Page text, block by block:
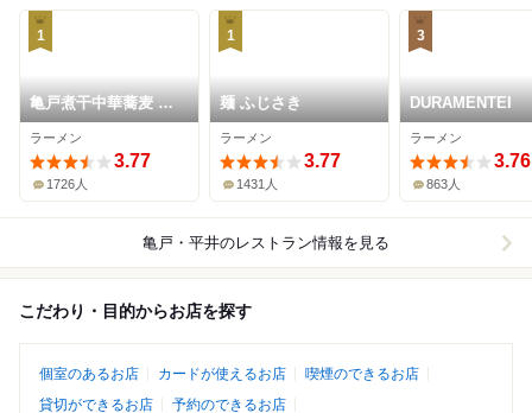
1
亀戸煮干中華蕎麦 つ
きひ
ラーメン
3.77
1726人
1
麺 ふじさき
ラーメン
3.77
1431人
3
DURAMENTEI
ラーメン
3.76
863人
亀戸・平井のレストラン情報を見る
こだわり・目的からお店を探す
個室のあるお店 カードが使えるお店
喫煙のできるお店
貸切ができるお店
予約のできるお店